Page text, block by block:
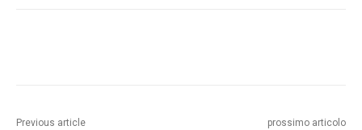
Previous article prossimo articolo